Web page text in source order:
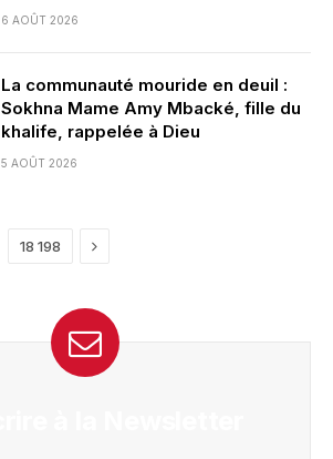
6 AOÛT 2026
La communauté mouride en deuil :
Sokhna Mame Amy Mbacké, fille du
khalife, rappelée à Dieu
5 AOÛT 2026
18 198 Next